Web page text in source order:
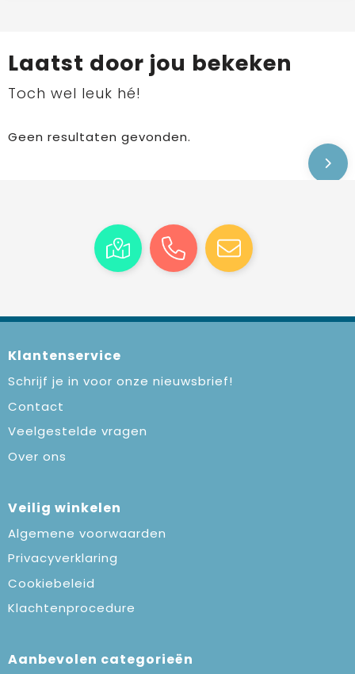
Laatst door jou bekeken
Toch wel leuk hé!
Geen resultaten gevonden.
Klantenservice
Schrijf je in voor onze nieuwsbrief!
Contact
Veelgestelde vragen
Over ons
Veilig winkelen
Algemene voorwaarden
Privacyverklaring
Cookiebeleid
Klachtenprocedure
Aanbevolen categorieën